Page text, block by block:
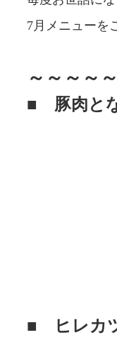
7月メニューを
～～～～
■ 豚肉と
■ ヒレカ